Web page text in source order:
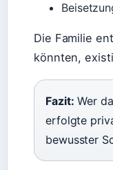
Die Familie
könnten,
Fazit: Wer
erfolgte
bewusster